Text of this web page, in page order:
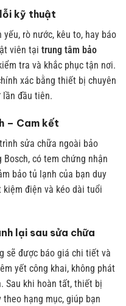
kỹ thuật
rò nước, kêu to, hay báo
viên tại trung tâm bảo
tra và khắc phục tận nơi.
xác bằng thiết bị chuyên
lần đầu tiên.
– Cam kết
sửa chữa ngoài bảo
có tem chứng nhận
bảo tủ lạnh của bạn duy
điện và kéo dài tuổi
lại sau sửa chữa
sẽ được báo giá chi tiết và
yết công khai, không phát
Sau khi hoàn tất, thiết bị
hạng mục, giúp bạn